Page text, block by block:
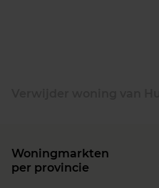
Woningmarkten
per provincie